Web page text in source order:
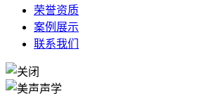
荣誉资质
案例展示
联系我们